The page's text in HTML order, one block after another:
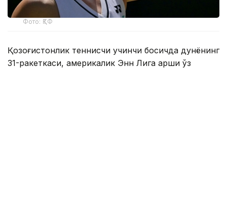
Фото: ҚТФ
Қозоғистонлик теннисчи учинчи босқичда дунёнинг
31-ракеткаси, америкалик Энн Лига қарши ўз